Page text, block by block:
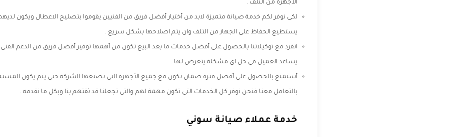
الأجهزة من التلف .
لكى نوفر لكم خدمة صيانة متميزة لابد من أختيار أفضل فريق من الفنيين يقوموا بتصليح الاعطال ويكون
يستطيع الحفاظ على الجهاز من التلف وان يتم اصلاحها بشكل سريع .
انفرد مع توكيلاتنا بالحصول على أفضل خدمات ما بعد البيع تكون من أهمها توفير أفضل فريق من الدعم
يساعد العميل فى حل اى مشكلة يتعرض لها .
أستمتع بالحصول على أفضل فترة ضمان تكون مع جميع الأجهزة التى تصنعها الشركة حتى يتم يكون
بالتعامل معنا فنحن نوفر كل الخدمات التى تكون مهمة لهم والتى تجعلنا قد ثقتهم بنا وبكل ما نقدمه .
خدمة عملاء صيانة سوني